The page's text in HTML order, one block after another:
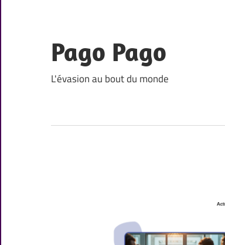
content
Pago Pago
L'évasion au bout du monde